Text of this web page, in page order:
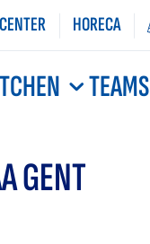
HORECA
TEAMS
GENT